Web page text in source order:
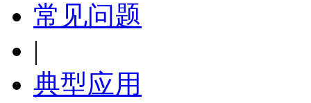
常见问题
|
典型应用